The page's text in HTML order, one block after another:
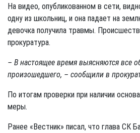
На видео, опубликованном в сети,
одну из школьниц, и она падает на
девочка получила травмы.
прокуратура.
– В настоящее время выясняются все
произошедшего, – сообщили в
По итогам проверки при наличии
меры.
Ранее «Вестник» писал, что глава СК